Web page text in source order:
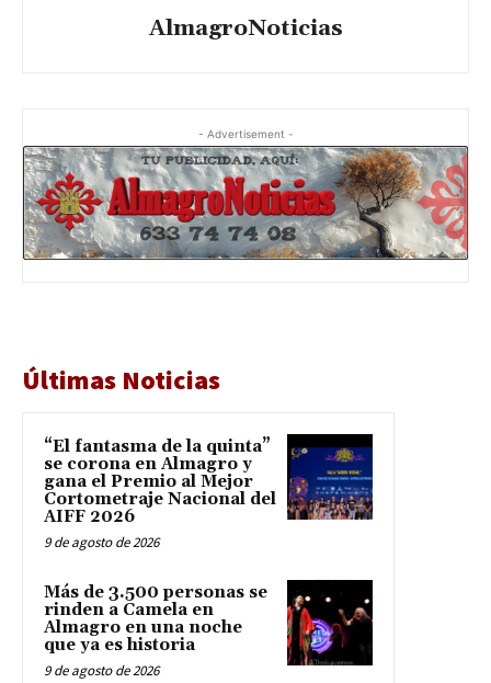
AlmagroNoticias
- Advertisement -
Últimas Noticias
“El fantasma de la quinta”
se corona en Almagro y
gana el Premio al Mejor
Cortometraje Nacional del
AIFF 2026
9 de agosto de 2026
Más de 3.500 personas se
rinden a Camela en
Almagro en una noche
que ya es historia
9 de agosto de 2026